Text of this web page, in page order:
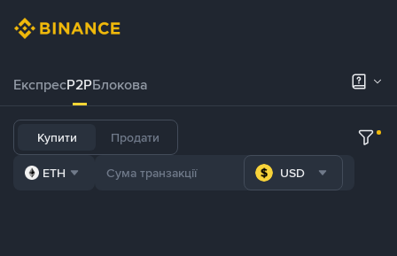
ЕкспресP2PБлокова
Купити Продати
ETH USD